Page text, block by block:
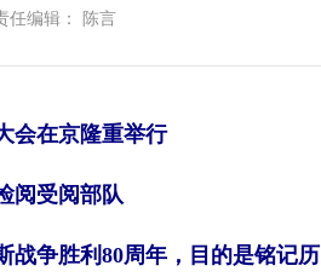
任编辑： 陈言
会在京隆重举行
受阅部队
争胜利80周年，目的是铭记历